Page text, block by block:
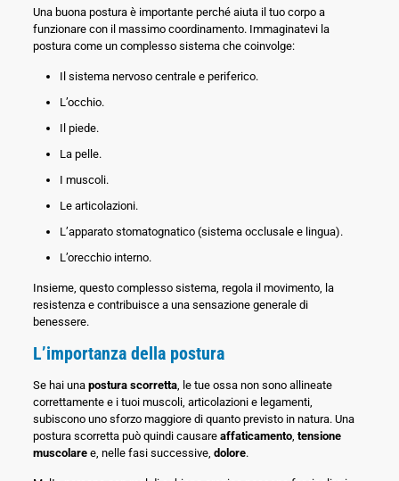
Una buona postura è importante perché aiuta il tuo corpo a
funzionare con il massimo coordinamento. Immaginatevi la
postura come un complesso sistema che coinvolge:
Il sistema nervoso centrale e periferico.
L’occhio.
Il piede.
La pelle.
I muscoli.
Le articolazioni.
L’apparato stomatognatico (sistema occlusale e lingua).
L’orecchio interno.
Insieme, questo complesso sistema, regola il movimento, la
resistenza e contribuisce a una sensazione generale di
benessere.
L’importanza della postura
Se hai una postura scorretta, le tue ossa non sono allineate
correttamente e i tuoi muscoli, articolazioni e legamenti,
subiscono uno sforzo maggiore di quanto previsto in natura. Una
postura scorretta può quindi causare affaticamento, tensione
muscolaree, nelle fasi successive, dolore.